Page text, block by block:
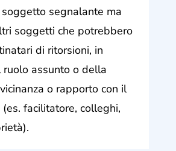
segnalante ma
soggetti che potrebbero
di ritorsioni, in
assunto o della
o rapporto con il
facilitatore, colleghi,